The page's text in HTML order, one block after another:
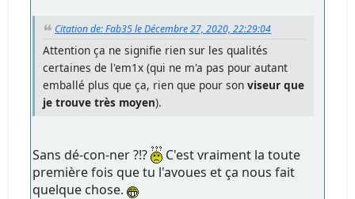
Citation de: Fab35 le Décembre 27, 2020, 22:29:04
Attention ça ne signifie rien sur les qualités
certaines de l'em1x (qui ne m'a pas pour autant
emballé plus que ça, rien que pour sonviseur que
je trouve très moyen).
Sans dé-con-ner ?!?
C'est vraiment la toute
première fois que tu l'avoues et ça nous fait
quelque chose.